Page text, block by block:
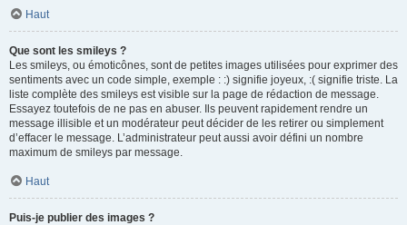
Haut
Que sont les smileys ?
Les smileys, ou émoticônes, sont de petites images utilisées pour exprimer des
sentiments avec un code simple, exemple : :) signifie joyeux, :( signifie triste. La
liste complète des smileys est visible sur la page de rédaction de message.
Essayez toutefois de ne pas en abuser. Ils peuvent rapidement rendre un
message illisible et un modérateur peut décider de les retirer ou simplement
d’effacer le message. L’administrateur peut aussi avoir défini un nombre
maximum de smileys par message.
Haut
Puis-je publier des images ?